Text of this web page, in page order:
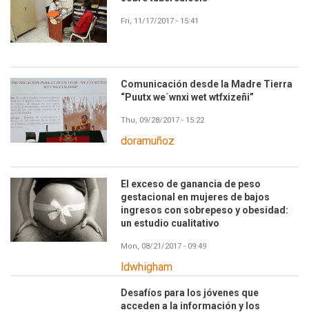
Fri, 11/17/2017 - 15:41
Comunicación desde la Madre Tierra
“Puutx we´wnxi wet wtfxizeñi”
Thu, 09/28/2017 - 15:22
doramuñoz
El exceso de ganancia de peso
gestacional en mujeres de bajos
ingresos con sobrepeso y obesidad:
un estudio cualitativo
Mon, 08/21/2017 - 09:49
ldwhigham
Desafíos para los jóvenes que
acceden a la información y los